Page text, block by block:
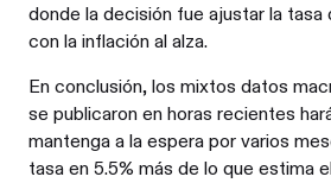
donde la decisión fue ajustar la tasa
con la inflación al alza.
En conclusión, los mixtos datos
se publicaron en horas recientes
mantenga a la espera por varios
tasa en 5.5% más de lo que estima